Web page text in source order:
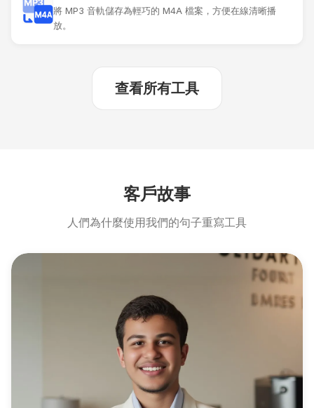
將 MP3 音軌儲存為輕巧的 M4A 檔案，方便在線清晰播
放。
查看所有工具
客戶故事
人們為什麼使用我們的句子重寫工具